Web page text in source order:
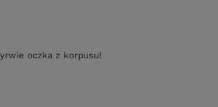
oczka z korpusu!